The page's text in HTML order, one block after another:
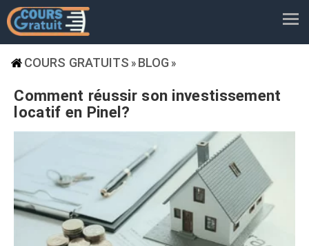
COURS GRATUITS » BLOG »
Comment réussir son investissement
locatif en Pinel?